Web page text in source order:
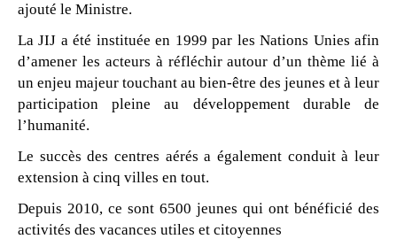
ajouté le Ministre.
La JIJ a été instituée en 1999 par les Nations Unies afin
d’amener les acteurs à réfléchirautour d’un thème lié à
un enjeu majeur touchant au bien-être des jeunes et à leur
participation pleine au développement durable de
l’humanité.
Le succès des centres aérés a également conduit à leur
extension à cinq villes en tout.
Depuis 2010, ce sont 6500 jeunes qui ont bénéficié des
activités des vacances utiles et citoyennes